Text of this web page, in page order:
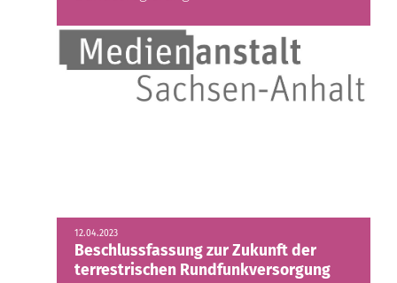
12.04.2023
Beschlussfassung zur Zukunft der
terrestrischen Rundfunkversorgung